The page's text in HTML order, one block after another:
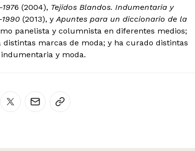
6 (2004), Tejidos Blandos. Indumentaria y
(2013), y Apuntes para un diccionario de la
panelista y columnista en diferentes medios;
marcas de moda; y ha curado distintas
y moda.